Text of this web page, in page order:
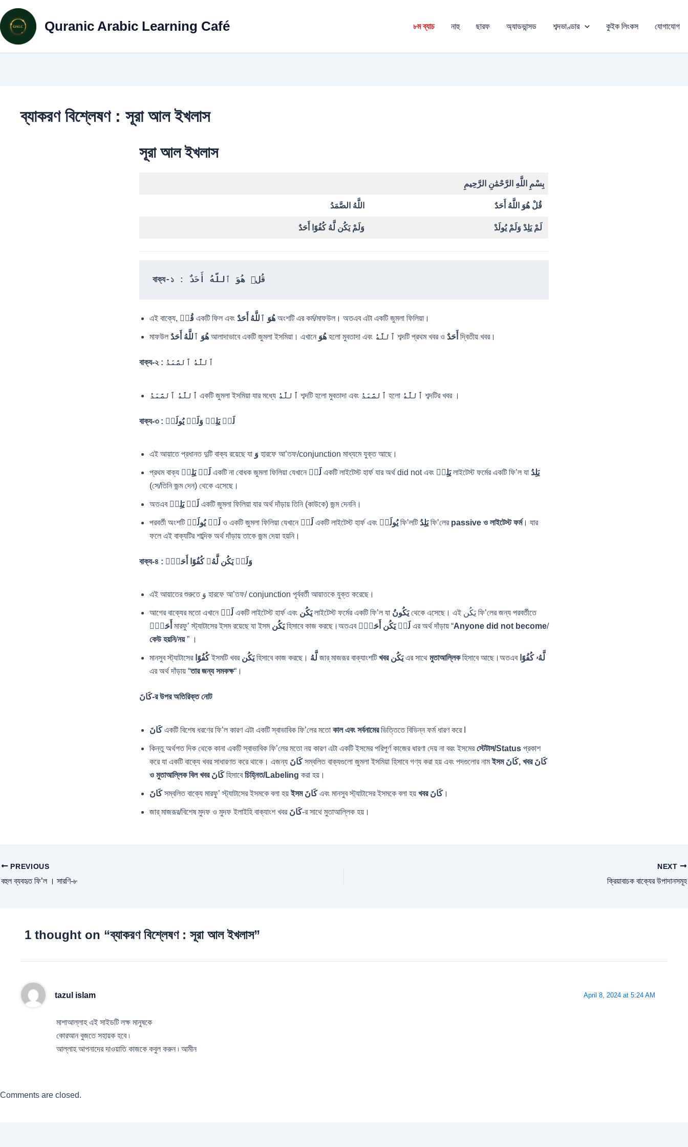
to
content
Quranic Arabic Learning Café ৮ম ব্যাচ নাহু ছারফ অ্যাডভান্সড শব্দভাণ্ডার কুইক লিংকস যোগাযোগ
ব্যাকরণ বিশ্লেষণ : সূরা আল ইখলাস
সূরা আল ইখলাস
بِسْمِ اللَّهِ الرَّحْمَٰنِ الرَّحِيمِ
اللَّهُ الصَّمَدُ
বাক্য-১ : قُلۡ هُوَ ٱللَّهُ أَحَدٌ
এই বাক্যে, قُلۡ একটি ফিল এবং هُوَ ٱللَّهُ أَحَدٌ অংশটি এর কর্ম/মাফউল। অতএব এটা একটি জুমলা ফিলিয়া।
মাফউল هُوَ ٱللَّهُ أَحَدٌ আলাদাভাবে একটি জুমলা ইসমিয়া। এখানে هُوَ হলো মুবতাদা এবং ٱللَّهُ শব্দটি প্রথম খবর ও أَحَدٌ দ্বিতীয় খবর।
বাক্য-২ : ٱللَّهُ ٱلصَّمَدُ
একটি জুমলা ইসমিয়া যার মধ্যে ٱللَّهُ শব্দটি হলো মুবতাদা এবং ٱلصَّمَدُ হলো ٱللَّهُ শব্দটির খবর ।
বাক্য-৩ : لَمۡ یَلِدۡ وَلَمۡ یُولَدۡ
এই আয়াতে প্রধানত দুটি বাক্য রয়েছে যা وَ হারফে আ’তফ/conjunction মাধ্যমে যুক্ত আছে।
প্রথম বাক্য لَمۡ یَلِدۡ একটি না বোধক জুমলা ফিলিয়া যেখানে لَمۡ একটি লাইটেস্ট হার্ফ যার অর্থ did not এবং یَلِدۡলাইটেস্ট ফর্মের একটি ফি’ল যা یَلِدُ
(সে/তিনি জন্ম দেন) থেকে এসেছে।
অতএব لَمۡ یَلِدۡ একটি জুমলা ফিলিয়া যার অর্থ দাঁড়ায় তিনি (কাউকে) জন্ম দেননি।
পরবর্তী অংশটি لَمۡ یُولَدۡ ও একটি জুমলা ফিলিয়া যেখানে لَمۡ একটি লাইটেস্ট হার্ফ এবং یُولَدۡফি’লটিیَلِدُফি’লের passive ও লাইটেস্ট ফর্ম। যার
ফলে এই বাক্যটির শাব্দিক অর্থ দাঁড়ায় তাকে জন্ম দেয়া হয়নি।
বাক্য-৪ : وَلَمۡ یَكُن لَّهُۥ كُفُوًا أَحَدُۢ
এই আয়াতের শুরুতে وَ হারফে আ’তফ/ conjunction পূর্ববর্তী আয়াতকে যুক্ত করেছে।
আগের বাক্যের মতো এখানে لَمۡ একটি লাইটেস্ট হার্ফ এবং یَكُنলাইটেস্ট ফর্মের একটি ফি’ল যা يَكُونُ
থেকে এসেছে। এই یَكُن ফি’লের জন্য পরবর্তীতে
أَحَدُۢ মারফু’ স্ট্যাটাসের ইসম রয়েছে যা ইসম یَكُنহিসাবে কাজ করছে।অতএব لَمۡ یَكُن أَحَدُۢ এর অর্থ দাঁড়ায় “Anyone did not become/
কেউ হয়নি/নয়” ।
মানসুব স্ট্যাটাসের كُفُوًاইসমটি খবর یَكُنহিসাবে কাজ করছে। لَّهُ জার্ মাজরূর বাক্যাংশটি খবর یَكُنএর সাথে মুতাআল্লিকহিসাবে আছে।অতএব لَّهُۥ كُفُوًا
এর অর্থ দাঁড়ায় “তার জন্য সমকক্ষ“।
كَانَ-র উপর অতিরিক্ত নোট
كَانَএকটি বিশেষ ধরণের ফি’ল কারণ এটা একটি স্বাভাবিক ফি’লের মতো কাল এবং সর্বনামেরভিত্তিতে বিভিন্ন ফর্ম ধারণ করে I
কিন্তু অর্থগত দিক থেকে কানা একটি স্বাভাবিক ফি’লের মতো নয় কারণ এটা একটি ইসমের পরিপূর্ণ কাজের ধারণা দেয় না বরং ইসমেরস্টেটাস/Status প্রকাশ
করে যা একটি বাক্যে খবর সাধারণত করে থাকে। এজন্য كَانَসম্বলিত বাক্যগুলো জুমলা ইসমিয়া হিসাবে গণ্য করা হয় এবং পদগুলোর নামইসম كَانَ, খবর كَانَ
ও মুতাআল্লিক বিল খবর كَانَ হিসাবেচিহ্নিত/Labeling করা হয়।
كَانَসম্বলিত বাক্যে মারফু’ স্ট্যাটাসের ইসমকে বলা হয়ইসম كَانَএবং মানসুব স্ট্যাটাসের ইসমকে বলা হয় খবর كَانَ।
জার্ মাজরূর/বিশেষ মুদফ ও মুদফ ইলাইহি বাক্যাংশ খবর كَانَ-র সাথে মুতাআল্লিক হয়।
PREVIOUS
বহুল ব্যবহৃত ফি’ল । সারণি-৮
NEXT
ক্রিয়াবাচক বাক্যের উপাদানসমূহ
1 thought on “ব্যাকরণ বিশ্লেষণ : সূরা আল ইখলাস”
tazul islam April 8, 2024 at 5:24 AM
মাশাআল্লাহ এই সাইডটি লক্ষ মানুষকে
কোরআন বুজতে সহায়ক হবে ৷
আল্লাহ আপনাদের দাওয়াতি কাজকে কবুল করুন ৷ আমীন
Comments are closed.